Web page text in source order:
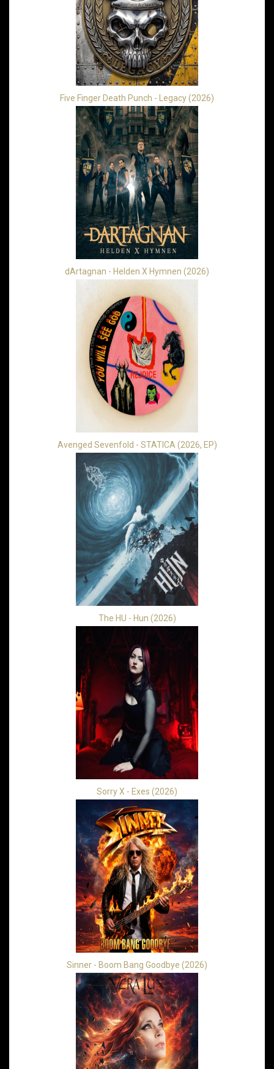
Five Finger Death Punch - Legacy (2026)
dArtagnan - Helden X Hymnen (2026)
Avenged Sevenfold - STATICA (2026, EP)
The HU - Hun (2026)
Sorry X - Exes (2026)
Sinner - Boom Bang Goodbye (2026)